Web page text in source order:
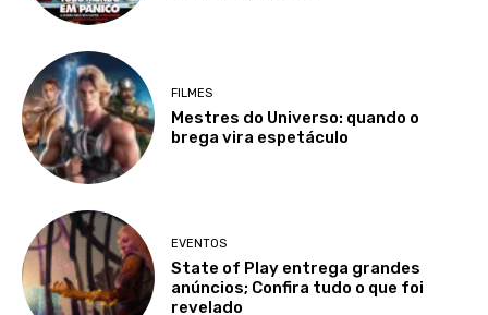
FILMES
Mestres do Universo: quando o
brega vira espetáculo
EVENTOS
State of Play entrega grandes
anúncios; Confira tudo o que foi
revelado